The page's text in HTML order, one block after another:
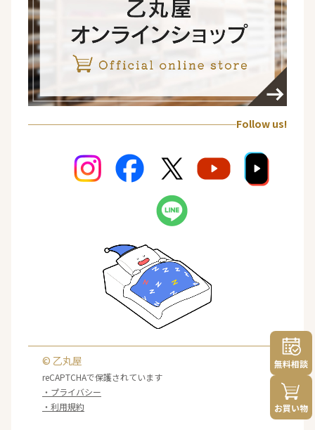
無料相談
お買い物
Follow us!
© 乙丸屋
reCAPTCHAで保護されています
・プライバシー
・利用規約